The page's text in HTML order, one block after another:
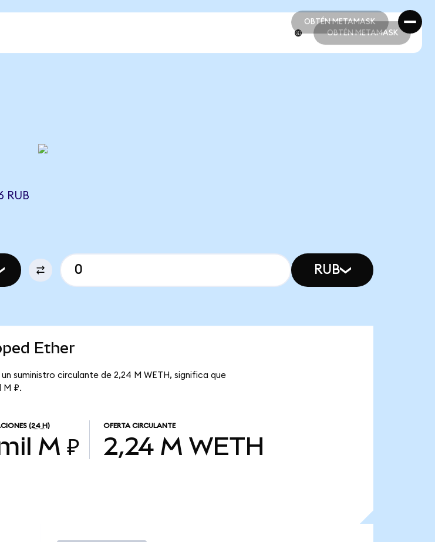
OBTÉN METAMASK
OBTÉN METAMASK
OBTÉN METAMASK
RUB
RUB
Ether
suministro circulante de 2,24 M WETH, significa que
M ₽.
(24 H)
M ₽
OFERTA CIRCULANTE
2,24 M WETH